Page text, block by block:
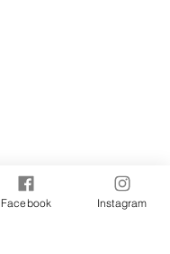
Facebook Instagram